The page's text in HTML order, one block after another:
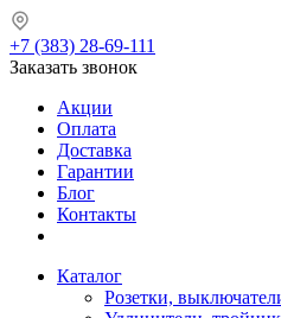
+7 (383) 28-69-111
Заказать звонок
Акции
Оплата
Доставка
Гарантии
Блог
Контакты
Каталог
Розетки,